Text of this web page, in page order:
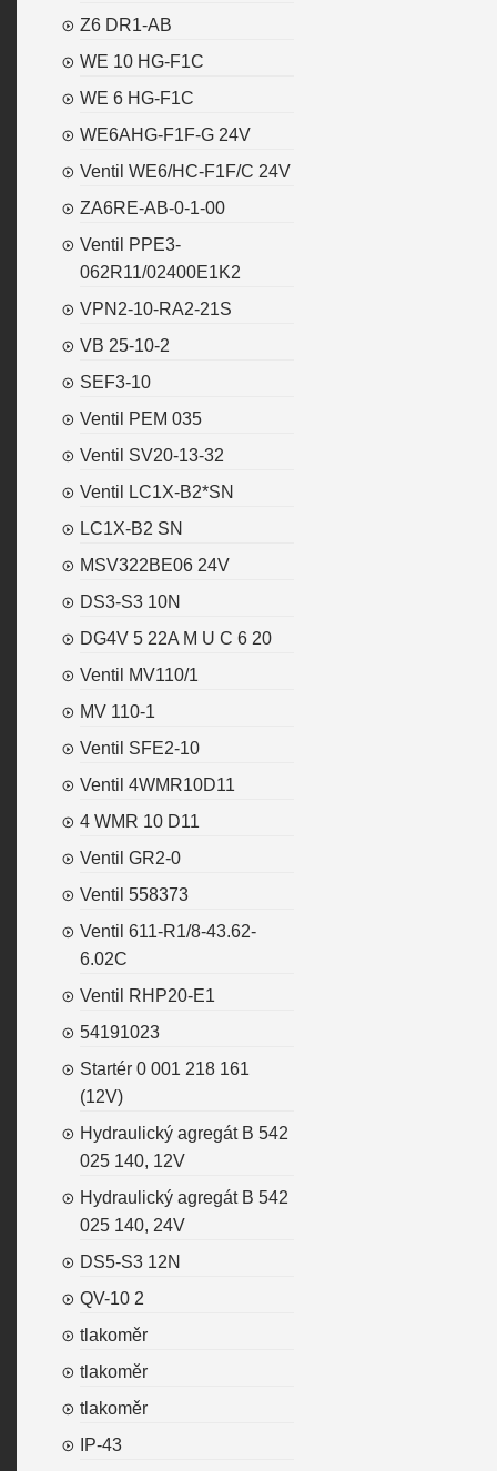
Z6 DR1-AB
WE 10 HG-F1C
WE 6 HG-F1C
WE6AHG-F1F-G 24V
Ventil WE6/HC-F1F/C 24V
ZA6RE-AB-0-1-00
Ventil PPE3-
062R11/02400E1K2
VPN2-10-RA2-21S
VB 25-10-2
SEF3-10
Ventil PEM 035
Ventil SV20-13-32
Ventil LC1X-B2*SN
LC1X-B2 SN
MSV322BE06 24V
DS3-S3 10N
DG4V 5 22A M U C 6 20
Ventil MV110/1
MV 110-1
Ventil SFE2-10
Ventil 4WMR10D11
4 WMR 10 D11
Ventil GR2-0
Ventil 558373
Ventil 611-R1/8-43.62-
6.02C
Ventil RHP20-E1
54191023
Startér 0 001 218 161
(12V)
Hydraulický agregát B 542
025 140, 12V
Hydraulický agregát B 542
025 140, 24V
DS5-S3 12N
QV-10 2
tlakoměr
tlakoměr
tlakoměr
IP-43